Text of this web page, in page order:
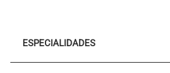
ESPECIALIDADES